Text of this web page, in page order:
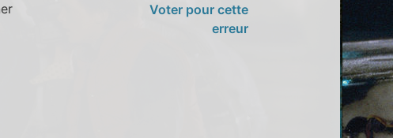
Voter pour cette
erreur